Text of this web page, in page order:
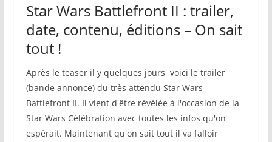
Star Wars Battlefront II : trailer,
date, contenu, éditions – On sait
tout !
Après le teaser il y quelques jours, voici le trailer
(bande annonce) du très attendu Star Wars
Battlefront II. Il vient d'être révélée à l'occasion de la
Star Wars Célébration avec toutes les infos qu'on
espérait. Maintenant qu'on sait tout il va falloir